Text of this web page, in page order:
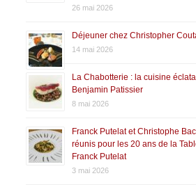
26 mai 2026
Déjeuner chez Christopher
14 mai 2026
La Chabotterie : la cuisine
Benjamin Patissier
8 mai 2026
Franck Putelat et Christophe
réunis pour les 20 ans de la
Franck Putelat
3 mai 2026